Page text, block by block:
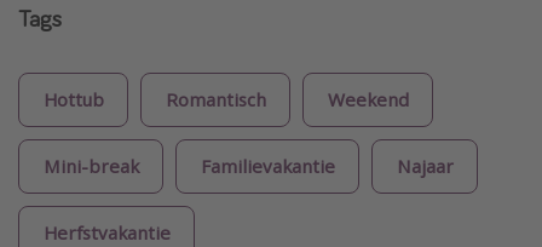
Tags
Hottub Romantisch Weekend
Mini-break Familievakantie Najaar
Herfstvakantie